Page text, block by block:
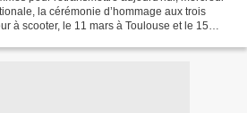
la cérémonie d’hommage aux trois
à scooter, le 11 mars à Toulouse et le 15